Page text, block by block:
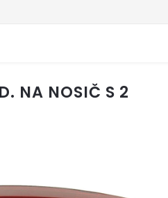
NA NOSIČ S 2